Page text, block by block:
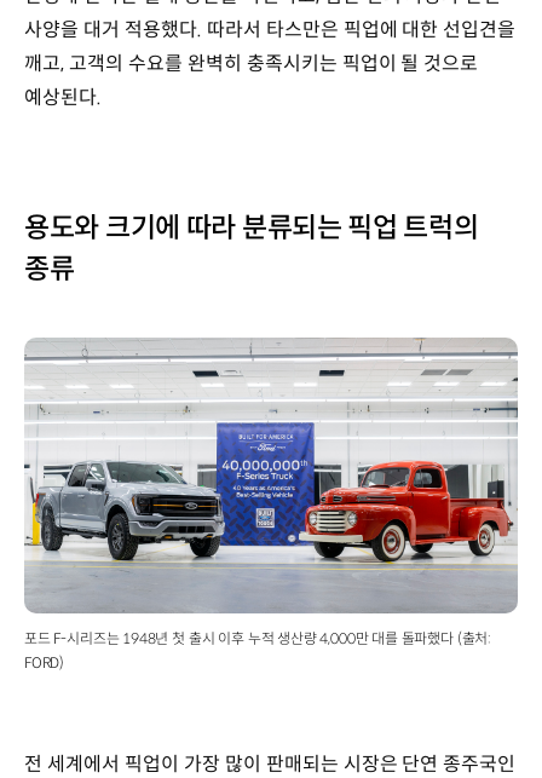
사양을 대거 적용했다. 따라서 타스만은 픽업에 대한 선입견을
깨고, 고객의 수요를 완벽히 충족시키는 픽업이 될 것으로
예상된다.
용도와 크기에 따라 분류되는 픽업 트럭의
종류
포드 F-시리즈는 1948년 첫 출시 이후 누적 생산량 4,000만 대를 돌파했다 (출처:
FORD)
전 세계에서 픽업이 가장 많이 판매되는 시장은 단연 종주국인